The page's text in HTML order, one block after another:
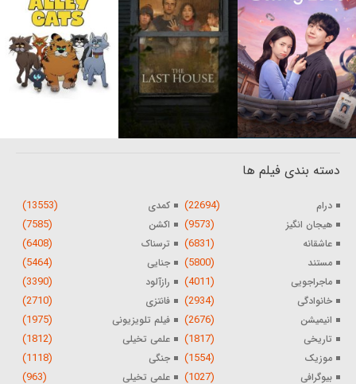
دسته بندی فیلم ها
درام (22694) کمدی (13553)
هیجان انگیز (9573) اکشن (7585)
عاشقانه (6831) ترسناک (6408)
مستند (5800) جنایی (5464)
ماجراجویی (4011) رازآلود (3390)
خانوادگی (2934) فانتزی (2710)
انیمیشن (2676) فیلم تلویزیونی (1975)
تاریخی (1817) علمی تخیلی (1812)
موزیک (1554) جنگی (1118)
بیوگرافی (1027) علمی تخیلی (963)